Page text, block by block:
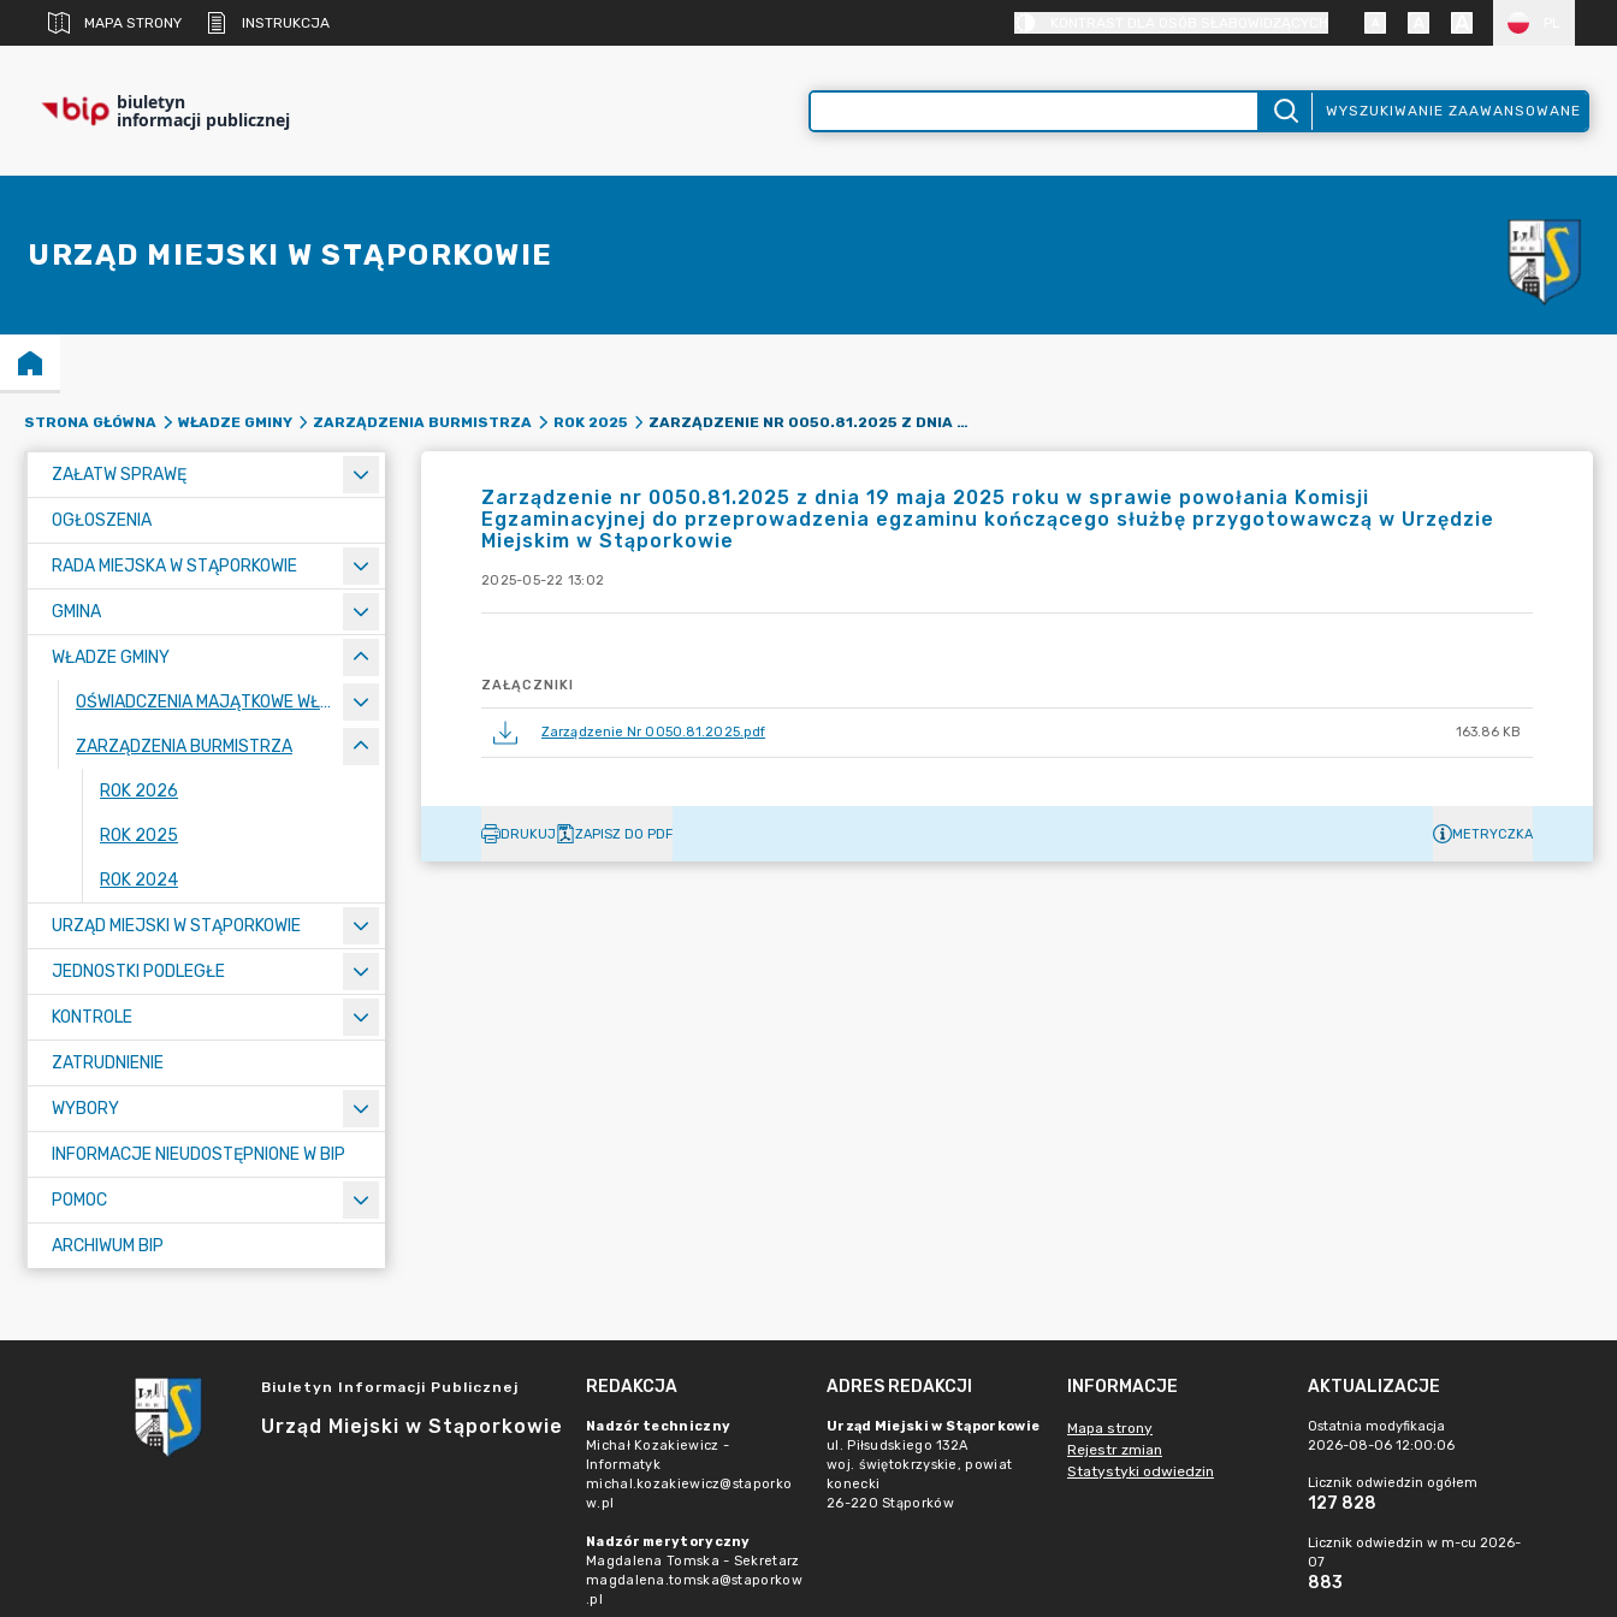
MAPA STRONY INSTRUKCJA
biuletyn
informacji publicznej WYSZUKIWANIE ZAAWANSOWANE
URZĄD MIEJSKI W STĄPORKOWIE
STRONA GŁÓWNA WŁADZE GMINY ZARZĄDZENIA BURMISTRZA ROK 2025 ZARZĄDZENIE NR 0050.81.2025 Z DNIA 19 MAJA 2025 ROKU W SPRAWIE POWOŁANIA KOMISJI EGZAMINACYJNEJ DO PRZEPROWADZENIA EGZAMINU KOŃCZĄCEGO SŁUŻBĘ PRZYGOTOWAWCZĄ W URZĘDZIE MIEJSKIM W STĄPORKOWIE
ZAŁATW SPRAWĘ
OGŁOSZENIA
RADA MIEJSKA W STĄPORKOWIE
GMINA
WŁADZE GMINY
OŚWIADCZENIA MAJĄTKOWE WŁADZ GMINY
ZARZĄDZENIA BURMISTRZA
ROK 2026
ROK 2025
ROK 2024
URZĄD MIEJSKI W STĄPORKOWIE
JEDNOSTKI PODLEGŁE
KONTROLE
ZATRUDNIENIE
WYBORY
INFORMACJE NIEUDOSTĘPNIONE W BIP
POMOC
ARCHIWUM BIP
Zarządzenie nr 0050.81.2025 z dnia 19 maja 2025 roku w sprawie powołania Komisji
Egzaminacyjnej do przeprowadzenia egzaminu kończącego służbę przygotowawczą w Urzędzie
Miejskim w Stąporkowie
2025-05-22 13:02
ZAŁĄCZNIKI
Zarządzenie Nr 0050.81.2025.pdf 163.86 KB
DRUKUJ ZAPISZ DO PDF METRYCZKA
Biuletyn Informacji Publicznej
Urząd Miejski w Stąporkowie
REDAKCJA
Nadzór techniczny
Michał Kozakiewicz -
Informatyk
michal.kozakiewicz@staporko
w.pl
Nadzór merytoryczny
Magdalena Tomska - Sekretarz
magdalena.tomska@staporkow
.pl
ADRES REDAKCJI
Urząd Miejski w Stąporkowie
ul. Piłsudskiego 132A
woj. świętokrzyskie, powiat
konecki
26-220 Stąporków
INFORMACJE
Mapa strony
Rejestr zmian
Statystyki odwiedzin
AKTUALIZACJE
Ostatnia modyfikacja
2026-08-06 12:00:06
Licznik odwiedzin ogółem
127 828
Licznik odwiedzin w m-cu 2026-
07
883